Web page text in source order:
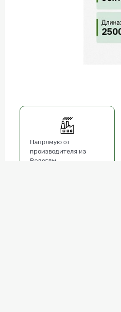
Напрямую от
производителя из
Вологды